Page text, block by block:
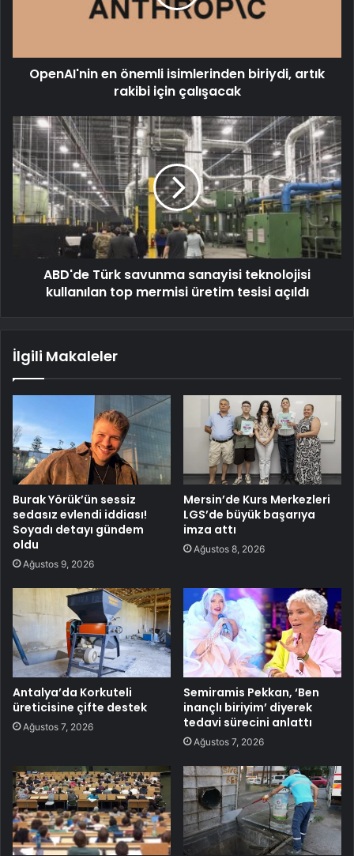
OpenAI'nin en önemli isimlerinden biriydi, artık
rakibi için çalışacak
ABD'de Türk savunma sanayisi teknolojisi
kullanılan top mermisi üretim tesisi açıldı
İlgili Makaleler
Burak Yörük’ün sessiz
sedasız evlendi iddiası!
Soyadı detayı gündem
oldu
Ağustos 9, 2026
Mersin’de Kurs Merkezleri
LGS’de büyük başarıya
imza attı
Ağustos 8, 2026
Antalya’da Korkuteli
üreticisine çifte destek
Ağustos 7, 2026
Semiramis Pekkan, ‘Ben
inançlı biriyim’ diyerek
tedavi sürecini anlattı
Ağustos 7, 2026